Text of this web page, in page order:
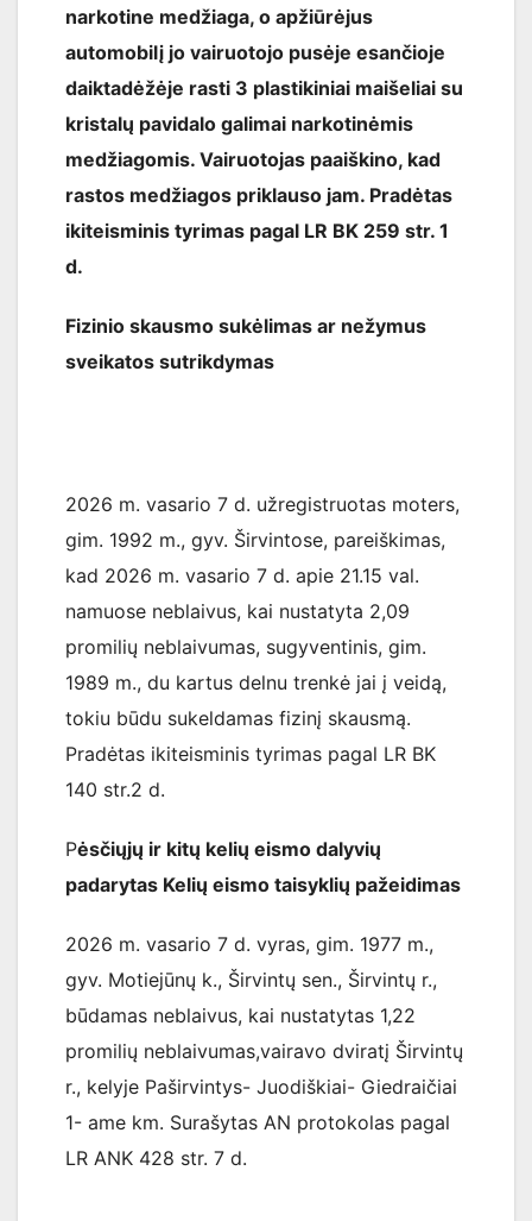
narkotine medžiaga, o apžiūrėjus
automobilį jo vairuotojo pusėje esančioje
daiktadėžėje rasti 3 plastikiniai maišeliai su
kristalų pavidalo galimai narkotinėmis
medžiagomis. Vairuotojas paaiškino, kad
rastos medžiagos priklauso jam. Pradėtas
ikiteisminis tyrimas pagal LR BK 259 str. 1
d.
Fizinio skausmo sukėlimas ar nežymus
sveikatos sutrikdymas
2026 m. vasario 7 d. užregistruotas moters,
gim. 1992 m., gyv. Širvintose, pareiškimas,
kad 2026 m. vasario 7 d. apie 21.15 val.
namuose neblaivus, kai nustatyta 2,09
promilių neblaivumas, sugyventinis, gim.
1989 m., du kartus delnu trenkė jai į veidą,
tokiu būdu sukeldamas fizinį skausmą.
Pradėtas ikiteisminis tyrimas pagal LR BK
140 str.2 d.
Pėsčiųjų ir kitų kelių eismo dalyvių
padarytas Kelių eismo taisyklių pažeidimas
2026 m. vasario 7 d. vyras, gim. 1977 m.,
gyv. Motiejūnų k., Širvintų sen., Širvintų r.,
būdamas neblaivus, kai nustatytas 1,22
promilių neblaivumas,vairavo dviratį Širvintų
r., kelyje Paširvintys- Juodiškiai- Giedraičiai
1- ame km. Surašytas AN protokolas pagal
LR ANK 428 str. 7 d.